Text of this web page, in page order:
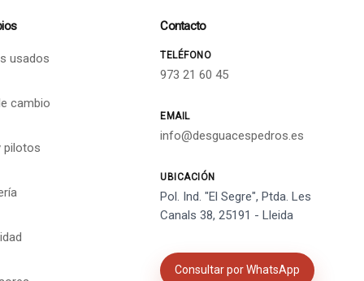
usados
cambio
pilotos
Contacto
TELÉFONO
973 21 60 45
EMAIL
info@desguacespedros.es
UBICACIÓN
Pol. Ind. "El Segre", Ptda. Les
Canals 38, 25191 - Lleida
Consultar por WhatsApp